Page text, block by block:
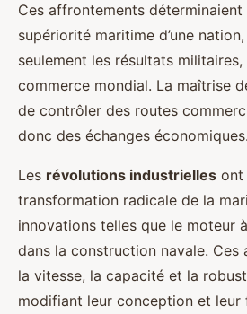
Ces affrontements déterminaient
supériorité maritime d’une
seulement les résultats militaires,
commerce mondial. La maîtrise
de contrôler des routes
donc des échanges économiques.
Les révolutions industrielles ont
transformation radicale de la
innovations telles que le moteur
dans la construction navale. Ces
la vitesse, la capacité et la
modifiant leur conception et leur